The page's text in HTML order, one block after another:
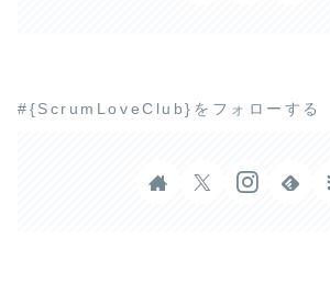
#{ScrumLoveClub}をフォローする